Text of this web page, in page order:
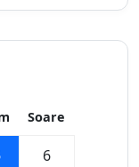
Soare
6